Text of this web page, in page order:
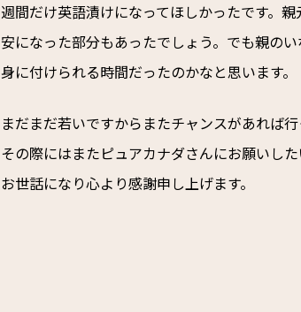
週間だけ英語漬けになってほしかったです。
安になった部分もあったでしょう。でも親の
身に付けられる時間だったのかなと思います。
まだまだ若いですからまたチャンスがあれば
その際にはまたピュアカナダさんにお願いし
お世話になり心より感謝申し上げます。